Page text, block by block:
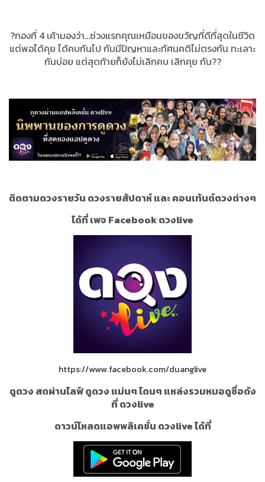
?กองที่ 4 เค้ามองว่า...ช่วงแรกคุณเหมือนของขวัญที่ดีที่สุดในชีวิต
แต่พอได้คุย ได้คบกันไป กับมีปัญหาและทัศนคติไม่ตรงกัน ทะเลาะ
กันบ่อย แต่สุดท้ายก็ยังไม่เลิกคบ เลิกคุย กัน??
ติดตามดวงรายวัน ดวงรายสัปดาห์ และ คอนเท้นต์ดวงต่างๆ
ได้ที่ เพจ Facebook ดวงlive
https://www.facebook.com/duanglive
ดูดวง สดผ่านไลฟ์ ดูดวง แม่นๆ โดนๆ แหล่งรวมหมอดูชื่อดัง
ที่ ดวงlive
ดาวน์โหลดแอพพลิเคชั่น ดวงlive ได้ที่